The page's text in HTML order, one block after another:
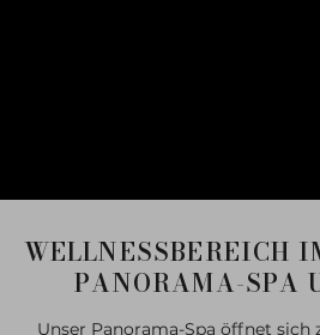
WELLNESSBEREICH
PANORAMA-SPA
Unser Panorama-Spa öffnet